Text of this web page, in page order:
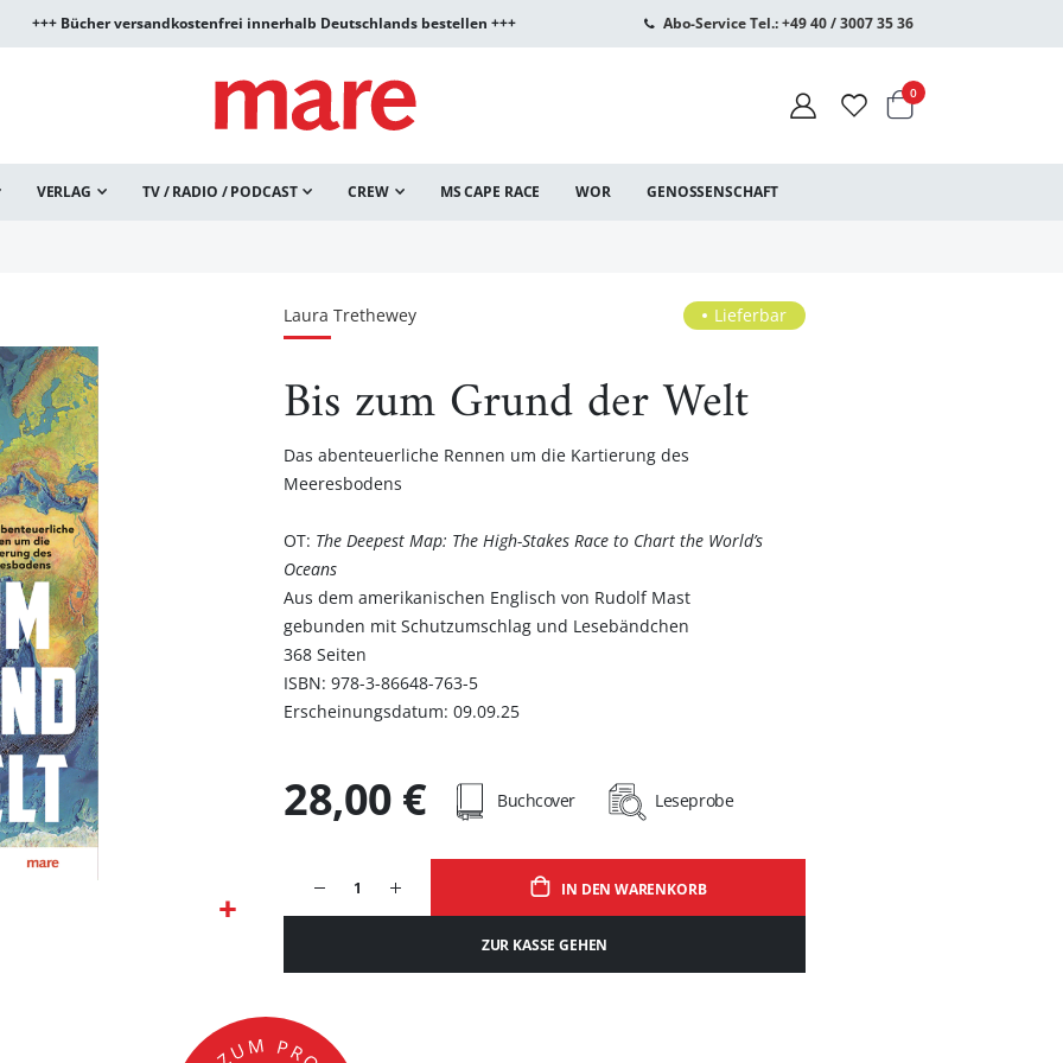
+++ Bücher versandkostenfrei innerhalb Deutschlands bestellen +++ Abo-Service Tel.: +49 40 / 3007 35 36
Warenkorb
0Artikel
VERLAG TV / RADIO / PODCAST CREW MS CAPE RACE WOR GENOSSENSCHAFT
Laura Trethewey Lieferbar
Bis zum Grund der Welt
Das abenteuerliche Rennen um die Kartierung des
Meeresbodens
OT: The Deepest Map: The High-Stakes Race to Chart the World’s
Oceans
Aus dem amerikanischen Englisch von Rudolf Mast
gebunden mit Schutzumschlag und Lesebändchen
368 Seiten
ISBN: 978-3-86648-763-5
Erscheinungsdatum: 09.09.25
IN DEN WARENKORB
ZUR KASSE GEHEN
28,00 € Buchcover Leseprobe